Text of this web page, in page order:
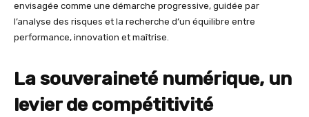
envisagée comme une démarche progressive, guidée par
l’analyse des risques et la recherche d’un équilibre entre
performance, innovation et maîtrise.
La souveraineté numérique, un
levier de compétitivité